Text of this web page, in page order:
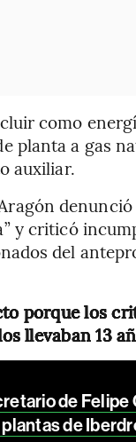
como
planta a gas
auxiliar.
y criticó
del
porque los
llevaban 13
de Felipe
de